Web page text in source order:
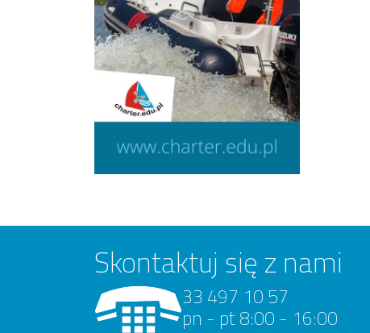
Skontaktuj się z nami
33 497 10 57
pn - pt 8:00 - 16:00